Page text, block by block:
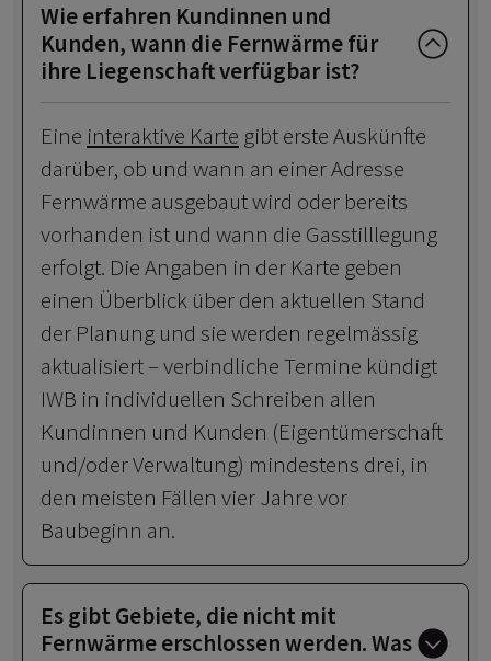
Wie erfahren Kundinnen und
Kunden, wann die Fernwärme für
ihre Liegenschaft verfügbar ist?
Eine interaktive Karte gibt erste Auskünfte
darüber, ob und wann an einer Adresse
Fernwärme ausgebaut wird oder bereits
vorhanden ist und wann die Gasstilllegung
erfolgt. Die Angaben in der Karte geben
einen Überblick über den aktuellen Stand
der Planung und sie werden regelmässig
aktualisiert – verbindliche Termine kündigt
IWB in individuellen Schreiben allen
Kundinnen und Kunden (Eigentümerschaft
und/oder Verwaltung) mindestens drei, in
den meisten Fällen vier Jahre vor
Baubeginn an.
Es gibt Gebiete, die nicht mit
Fernwärme erschlossen werden. Was